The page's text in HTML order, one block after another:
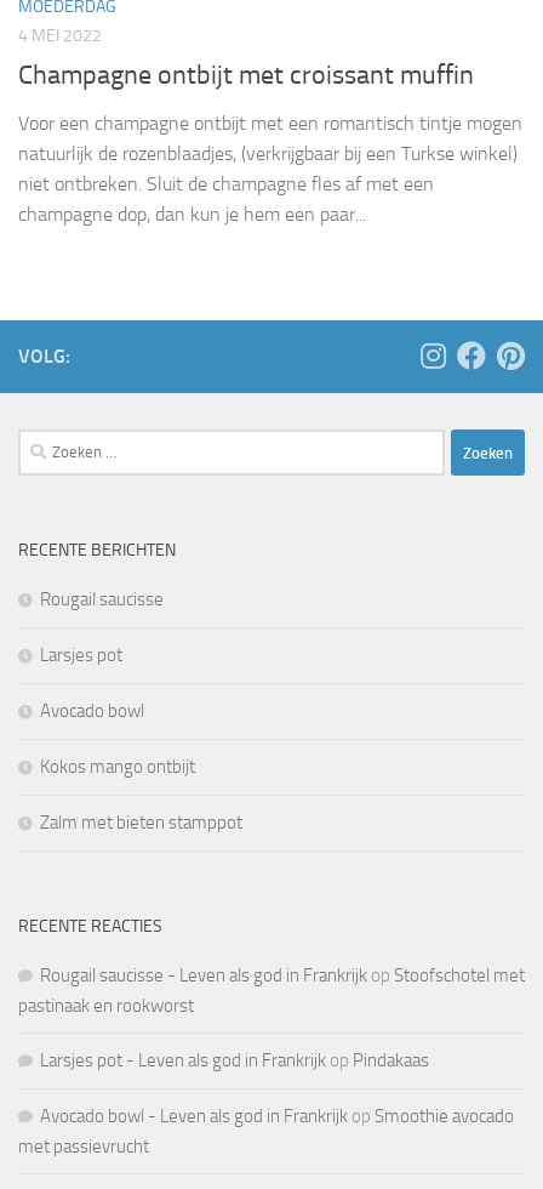
MOEDERDAG
4 MEI 2022
Champagne ontbijt met croissant muffin
Voor een champagne ontbijt met een romantisch tintje mogen
natuurlijk de rozenblaadjes, (verkrijgbaar bij een Turkse winkel)
niet ontbreken. Sluit de champagne fles af met een
champagne dop, dan kun je hem een paar...
VOLG:
Zoeken
naar:
RECENTE BERICHTEN
Rougail saucisse
Larsjes pot
Avocado bowl
Kokos mango ontbijt
Zalm met bieten stamppot
RECENTE REACTIES
Rougail saucisse - Leven als god in Frankrijk op Stoofschotel met
pastinaak en rookworst
Larsjes pot - Leven als god in Frankrijk op Pindakaas
Avocado bowl - Leven als god in Frankrijk op Smoothie avocado
met passievrucht